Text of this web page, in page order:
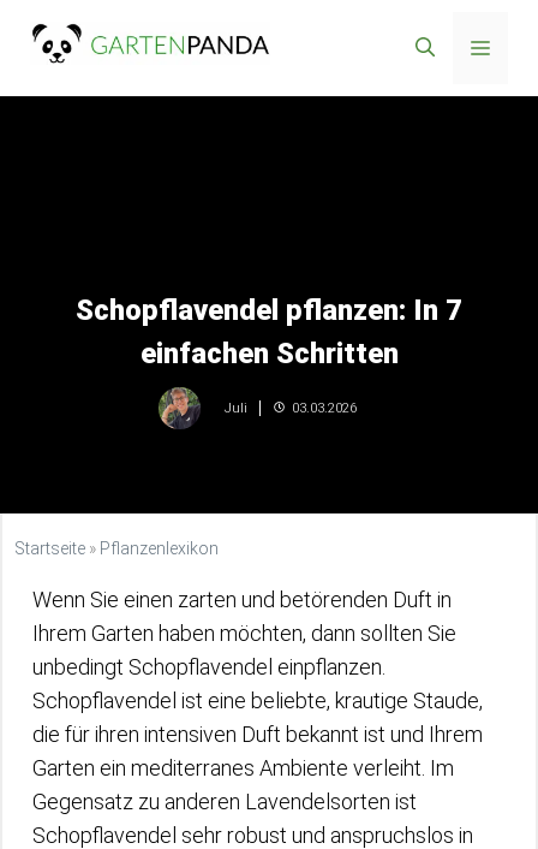
Inhalt
Menü
Schopflavendel pflanzen: In 7
einfachen Schritten
Juli 03.03.2026
Startseite » Pflanzenlexikon
Wenn Sie einen zarten und betörenden Duft in
Ihrem Garten haben möchten, dann sollten Sie
unbedingt Schopflavendel einpflanzen.
Schopflavendel ist eine beliebte, krautige Staude,
die für ihren intensiven Duft bekannt ist und Ihrem
Garten ein mediterranes Ambiente verleiht. Im
Gegensatz zu anderen Lavendelsorten ist
Schopflavendel sehr robust und anspruchslos in